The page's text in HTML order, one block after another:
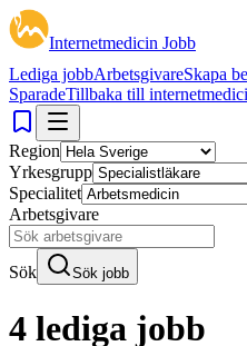
Internetmedicin Jobb
Lediga jobbArbetsgivareSkapa
SparadeTillbaka till
Region
Yrkesgrupp
Specialitet
Arbetsgivare
Sök Sök jobb
4 lediga jobb